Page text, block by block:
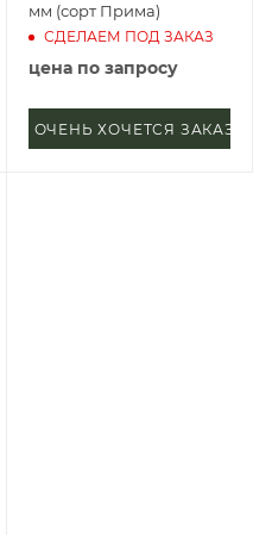
мм (сорт Прима)
СДЕЛАЕМ ПОД ЗАКАЗ
цена по запросу
ОЧЕНЬ ХОЧЕТСЯ ЗАКАЗАТЬ